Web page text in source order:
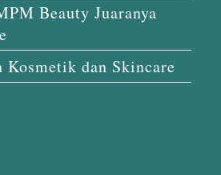
Beauty Juaranya
Kosmetik dan Skincare